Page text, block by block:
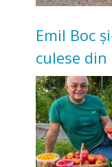
Emil Boc
culese
nu poate